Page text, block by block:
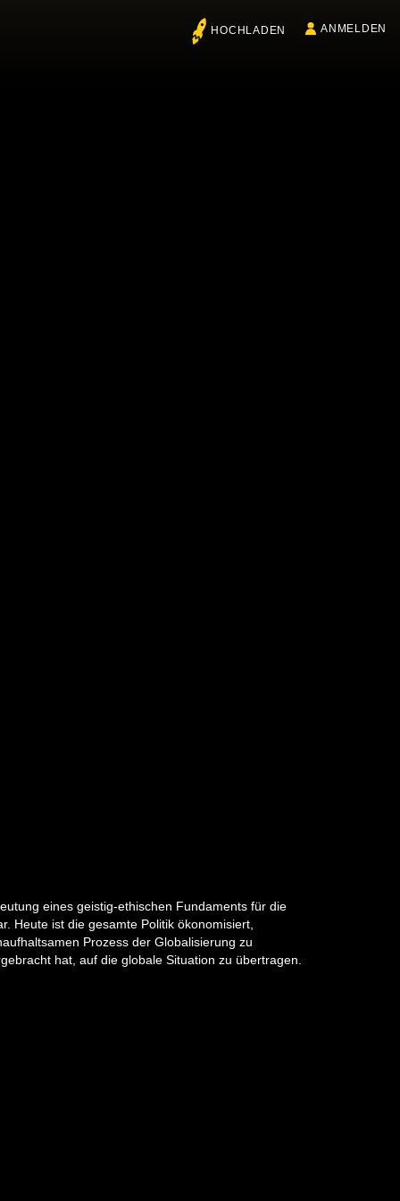
HOCHLADEN ANMELDEN
eines geistig-ethischen Fundaments für die
Heute ist die gesamte Politik ökonomisiert,
Prozess der Globalisierung zu
hat, auf die globale Situation zu übertragen.